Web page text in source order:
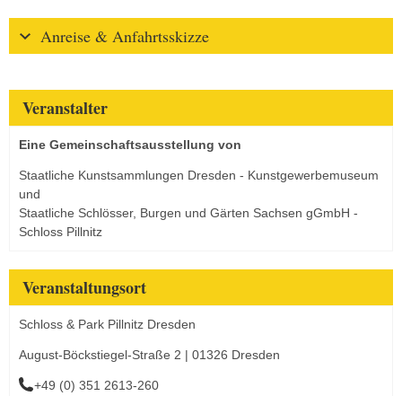
Anreise & Anfahrtsskizze
Veranstalter
Eine Gemeinschaftsausstellung von
Staatliche Kunstsammlungen Dresden - Kunstgewerbemuseum
und
Staatliche Schlösser, Burgen und Gärten Sachsen gGmbH -
Schloss Pillnitz
Veranstaltungsort
Schloss & Park Pillnitz Dresden
August-Böckstiegel-Straße 2 | 01326 Dresden
+49 (0) 351 2613-260